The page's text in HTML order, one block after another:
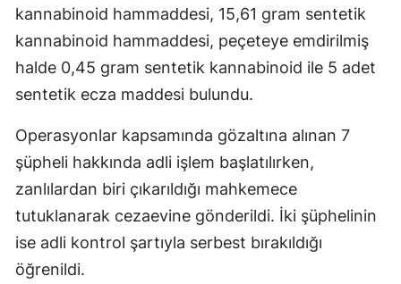
kannabinoid hammaddesi, 15,61 gram sentetik
kannabinoid hammaddesi, peçeteye emdirilmiş
halde 0,45 gram sentetik kannabinoid ile 5 adet
sentetik ecza maddesi bulundu.
Operasyonlar kapsamında gözaltına alınan 7
şüpheli hakkında adli işlem başlatılırken,
zanlılardan biri çıkarıldığı mahkemece
tutuklanarak cezaevine gönderildi. İki şüphelinin
ise adli kontrol şartıyla serbest bırakıldığı
öğrenildi.